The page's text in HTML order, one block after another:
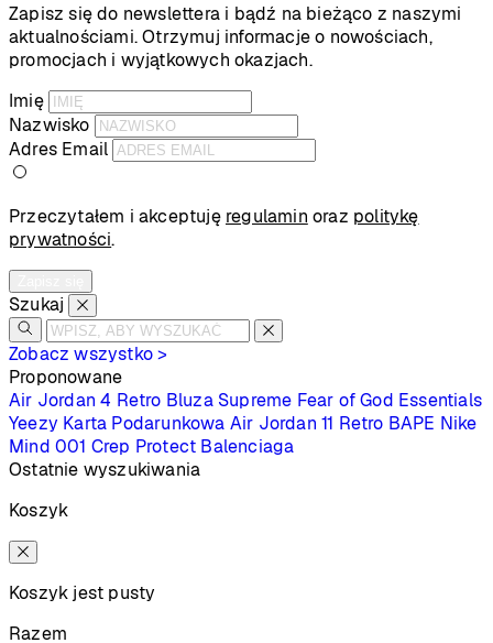
Zapisz się do newslettera i bądź na bieżąco z naszymi
aktualnościami. Otrzymuj informacje o nowościach,
promocjach i wyjątkowych okazjach.
Imię
Nazwisko
Adres Email
Przeczytałem i akceptuję regulamin oraz politykę
prywatności.
Szukaj
Zobacz wszystko >
Proponowane
Air Jordan 4 Retro Bluza Supreme Fear of God Essentials
Yeezy Karta Podarunkowa Air Jordan 11 Retro BAPE Nike
Mind 001 Crep Protect Balenciaga
Ostatnie wyszukiwania
Koszyk
Koszyk jest pusty
Razem